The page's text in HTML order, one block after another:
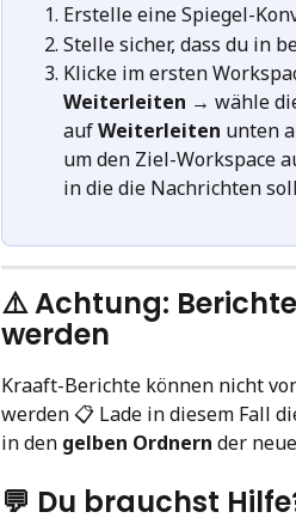
Erstelle eine Spiegel-
Stelle sicher, dass du in
Klicke im ersten
Weiterleiten → wähle
auf Weiterleiten unten
um den Ziel-Workspace
in die die Nachrichten
⚠️ Achtung:
werden
Kraaft-Berichte können nicht
werden 📋 Lade in diesem Fall
in den gelben Ordnern der
💬 Du brauchst